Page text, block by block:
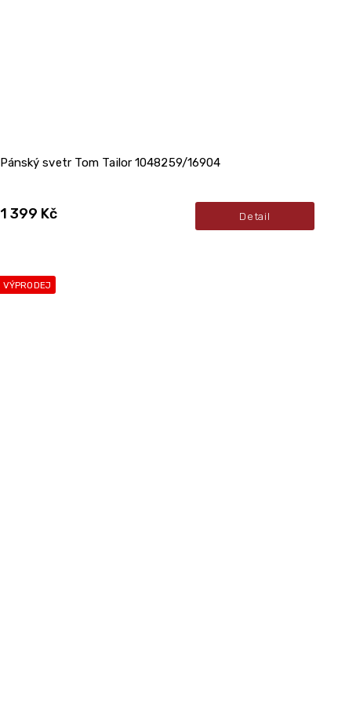
Pánský svetr Tom Tailor 1048259/16904
1 399 Kč Detail
VÝPRODEJ